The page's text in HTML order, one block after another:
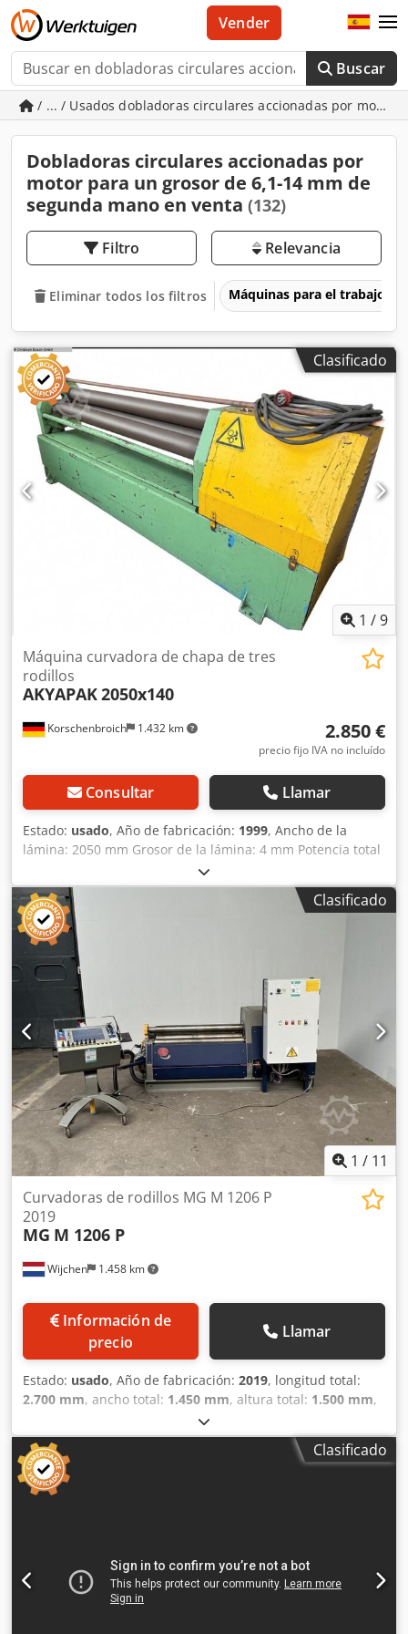
Buscar
Vender
/ ... / Usados dobladoras circulares accionadas por motor
Dobladoras circulares accionadas por
motor para un grosor de 6,1-14 mm de
segunda mano en venta (132)
Filtro Relevancia
Eliminar todos los filtros Máquinas para el trabajo
Clasificado
1 /9
Korschenbroich 1.432 km
Máquina curvadora de chapa de tres
rodillos
AKYAPAK2050x140
2.850 €
precio fijo IVA no incluído
Consultar Llamar
Estado: usado, Año de fabricación: 1999, Ancho de la
lámina: 2050 mm Grosor de la lámina: 4 mm Potencia total
requerida: 3 kW Peso de la máquina: aproximadamente 2
toneladas Rodillo superior para abrir Djdpfsztfxiex Apdswa
Clasificado
1 / 11
Wijchen 1.458 km
Curvadoras de rodillos MG M 1206 P
2019
MG M 1206 P
Información de
precio
Llamar
Estado: usado, Año de fabricación: 2019, longitud total:
2.700 mm, ancho total: 1.450 mm, altura total: 1.500 mm,
Color: Azul Peso en vacío: 1450 kg Precio: Consultar - Año
de fabricación: 2019 - Documentación disponible: Sí -
Marcado CE: Sí - Certificado CE: No - Número de serie:
19142 - Control: CNC Dwjdpeztcpfofx Apdsa - Transmisión:
Hidráulica - Número de rodillos [uds.]: 4 - Número de
Diámetro del rodillo superior [mm]: 120 - Diámetro de los
rodillos inferiores [mm]: 140 - Opciones: Pantalla digital,
doblado cónico - Dimensiones de transporte: 2700 mm x
Clasificado